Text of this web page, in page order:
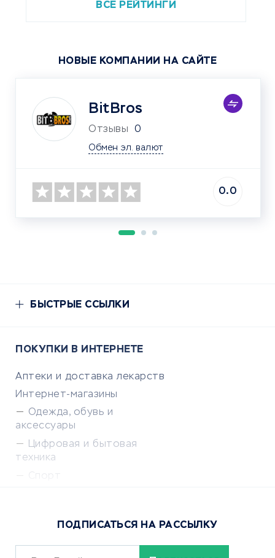
ВСЕ РЕЙТИНГИ
НОВЫЕ КОМПАНИИ НА САЙТЕ
BitBros
Отзывы 0
Обмен эл. валют
0.0
БЫСТРЫЕ ССЫЛКИ
ПОКУПКИ В ИНТЕРНЕТЕ
Аптеки и доставка лекарств
Интернет-магазины
Одежда, обувь и
аксессуары
Цифровая и бытовая
техника
Сервисы доставки
ПОДПИСАТЬСЯ НА РАССЫЛКУ